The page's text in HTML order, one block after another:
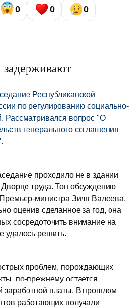
0 0 0
задерживают
Республиканской
по регулированию социально-
Рассматривался вопрос "О
генерального соглашения
проходило не в здании
Дворце труда. Тон обсуждению
министра Зиля Валеева.
оценив сделанное за год, она
сосредоточить внимание на
удалось решить.
проблем, порождающих
по-прежнему остается
заработной платы. В прошлом
работающих получали